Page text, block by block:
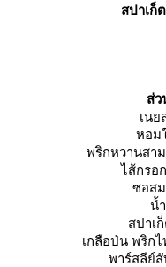
สปาเก็
ส่ว
เน
หอม
พริกหวานสา
ไส้กรอ
ซอส
น้
สปาเ
เกลือป่น พริก
พาร์สลีย์สั